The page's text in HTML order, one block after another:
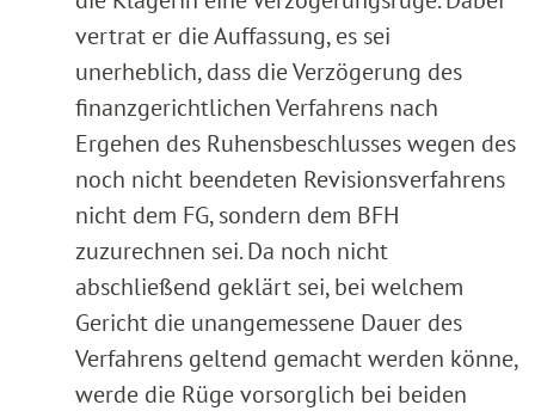
vertrat er die Auffassung, es sei
unerheblich, dass die Verzögerung des
finanzgerichtlichen Verfahrens nach
Ergehen des Ruhensbeschlusses wegen des
noch nicht beendeten Revisionsverfahrens
nicht dem FG, sondern dem BFH
zuzurechnen sei. Da noch nicht
abschließend geklärt sei, bei welchem
Gericht die unangemessene Dauer des
Verfahrens geltend gemacht werden könne,
werde die Rüge vorsorglich bei beiden